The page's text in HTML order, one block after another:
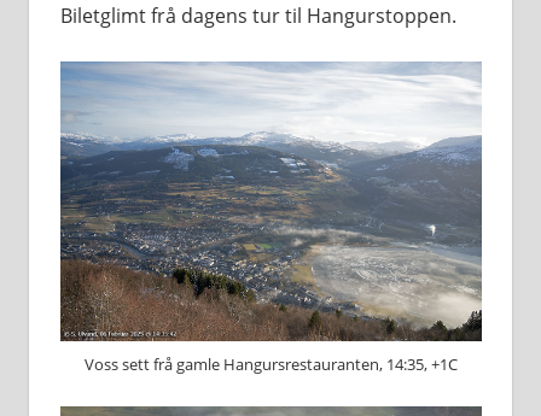
Biletglimt frå dagens tur til Hangurstoppen.
Voss sett frå gamle Hangursrestauranten, 14:35, +1C